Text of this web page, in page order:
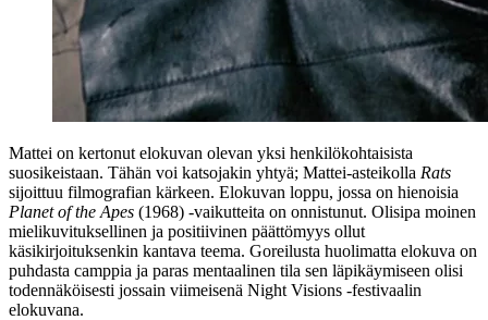
Mattei on kertonut elokuvan olevan yksi henkilökohtaisista
suosikeistaan. Tähän voi katsojakin yhtyä; Mattei-asteikolla Rats
sijoittuu filmografian kärkeen. Elokuvan loppu, jossa on hienoisia
Planet of the Apes (1968) ‑vaikutteita on onnistunut. Olisipa moinen
mielikuvituksellinen ja positiivinen päättömyys ollut
käsikirjoituksenkin kantava teema. Goreilusta huolimatta elokuva on
puhdasta camppia ja paras mentaalinen tila sen läpikäymiseen olisi
todennäköisesti jossain viimeisenä Night Visions ‑festivaalin
elokuvana.